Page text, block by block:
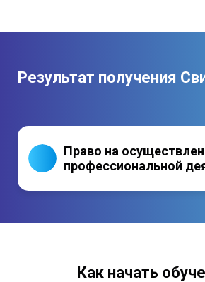
Результат получения
Право на
профессиональной
Как начать